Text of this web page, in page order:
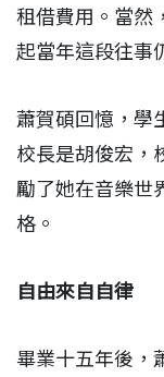
租借費用。當然
起當年這段往事
蕭賀碩回憶，學
校長是胡俊宏，
勵了她在音樂世
格。
自由來自自律
畢業十五年後，